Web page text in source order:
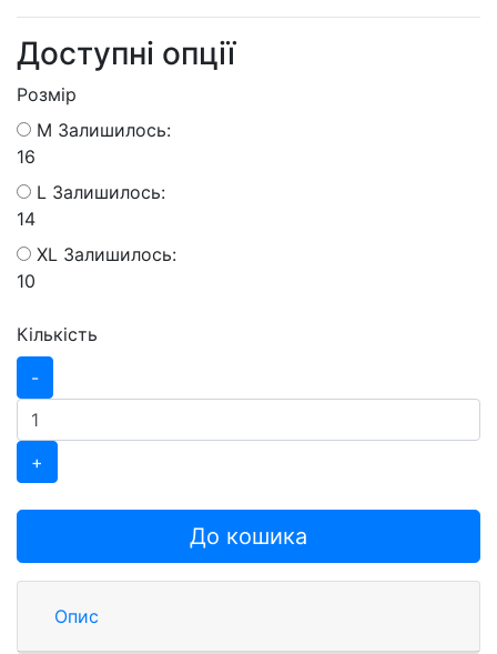
Доступні опції
Розмір
M Залишилось:
16
L Залишилось:
14
XL Залишилось:
10
Кількість
-
+
До кошика
Опис